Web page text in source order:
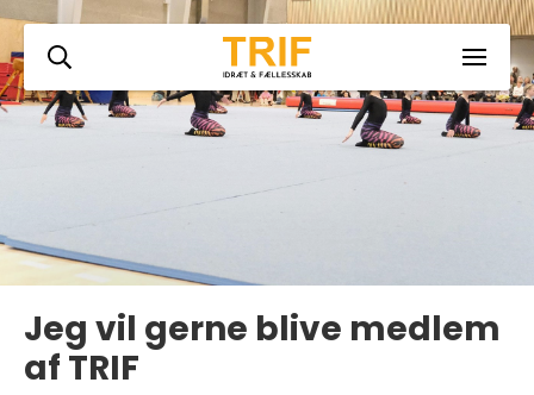
Jeg vil gerne blive medlem
af TRIF